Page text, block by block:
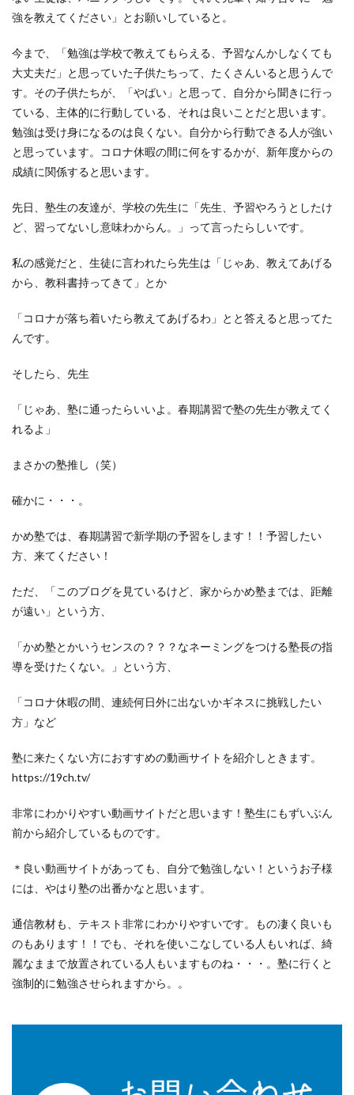
強を教えてください」とお願いしていると。
今まで、「勉強は学校で教えてもらえる、予習なんかしなくても
大丈夫だ」と思っていた子供たちって、たくさんいると思うんで
す。その子供たちが、「やばい」と思って、自分から聞きに行っ
ている、主体的に行動している、それは良いことだと思います。
勉強は受け身になるのは良くない。自分から行動できる人が強い
と思っています。コロナ休暇の間に何をするかが、新年度からの
成績に関係すると思います。
先日、塾生の友達が、学校の先生に「先生、予習やろうとしたけ
ど、習ってないし意味わからん。」って言ったらしいです。
私の感覚だと、生徒に言われたら先生は「じゃあ、教えてあげる
から、教科書持ってきて」とか
「コロナが落ち着いたら教えてあげるわ」とと答えると思ってた
んです。
そしたら、先生
「じゃあ、塾に通ったらいいよ。春期講習で塾の先生が教えてく
れるよ」
まさかの塾推し（笑）
確かに・・・。
かめ塾では、春期講習で新学期の予習をします！！予習したい
方、来てください！
ただ、「このブログを見ているけど、家からかめ塾までは、距離
が遠い」という方、
「かめ塾とかいうセンスの？？？なネーミングをつける塾長の指
導を受けたくない。」という方、
「コロナ休暇の間、連続何日外に出ないかギネスに挑戦したい
方」など
塾に来たくない方におすすめの動画サイトを紹介しときます。
https://19ch.tv/
非常にわかりやすい動画サイトだと思います！塾生にもずいぶん
前から紹介しているものです。
＊良い動画サイトがあっても、自分で勉強しない！というお子様
には、やはり塾の出番かなと思います。
通信教材も、テキスト非常にわかりやすいです。もの凄く良いも
のもあります！！でも、それを使いこなしている人もいれば、綺
麗なままで放置されている人もいますものね・・・。塾に行くと
強制的に勉強させられますから。。